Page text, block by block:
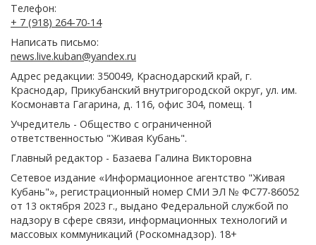
Телефон:
+ 7 (918) 264-70-14
Написать письмо:
news.live.kuban@yandex.ru
Адрес редакции: 350049, Краснодарский край, г.
Краснодар, Прикубанский внутригородской округ, ул. им.
Космонавта Гагарина, д. 116, офис 304, помещ. 1
Учредитель - Общество с ограниченной
ответственностью "Живая Кубань".
Главный редактор - Базаева Галина Викторовна
Сетевое издание «Информационное агентство "Живая
Кубань"», регистрационный номер СМИ ЭЛ № ФС77-86052
от 13 октября 2023 г., выдано Федеральной службой по
надзору в сфере связи, информационных технологий и
массовых коммуникаций (Роскомнадзор). 18+